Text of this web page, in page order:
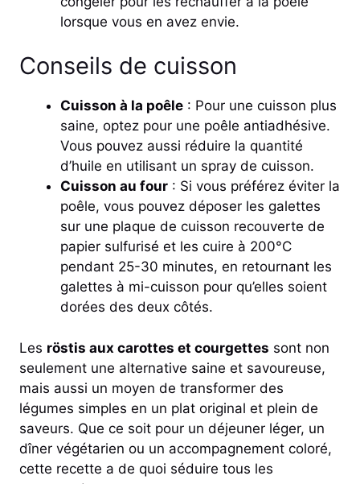
lorsque vous en avez envie.
Conseils de cuisson
Cuisson à la poêle : Pour une cuisson plus
saine, optez pour une poêle antiadhésive.
Vous pouvez aussi réduire la quantité
d’huile en utilisant un spray de cuisson.
Cuisson au four : Si vous préférez éviter la
poêle, vous pouvez déposer les galettes
sur une plaque de cuisson recouverte de
papier sulfurisé et les cuire à 200°C
pendant 25-30 minutes, en retournant les
galettes à mi-cuisson pour qu’elles soient
dorées des deux côtés.
Les röstis aux carottes et courgettes sont non
seulement une alternative saine et savoureuse,
mais aussi un moyen de transformer des
légumes simples en un plat original et plein de
saveurs. Que ce soit pour un déjeuner léger, un
dîner végétarien ou un accompagnement coloré,
cette recette a de quoi séduire tous les